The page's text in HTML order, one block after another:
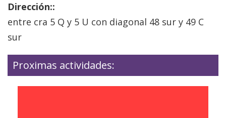
Dirección::
entre cra 5 Q y 5 U con diagonal 48 sur y 49 C
sur
Proximas actividades: